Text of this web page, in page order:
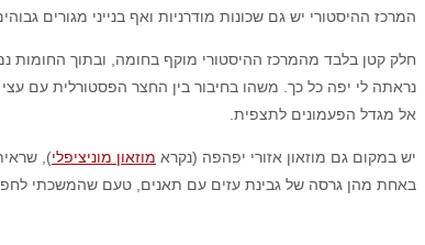
המרכז ההיסטורי יש גם שכונות מודרניות ואף בנייני מגורים
חלק קטן בלבד מהמרכז ההיסטורי מוקף בחומה, ובתוך החומות
נראתה לי יפה כל כך. משהו בחיבור בין החצר הפסטורלית עם
אל מגדל הפעמונים לתצפית.
יש במקום גם מוזאון אזורי יפהפה (נקרא מוזאון מוניציפלי),
באחת מהן גרסה של גבינת עזים עם תאנים, טעם שהמשכתי